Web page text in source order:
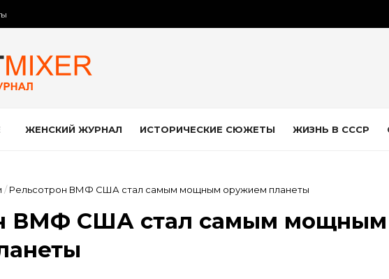
ЖЕНСКИЙ ЖУРНАЛ ИСТОРИЧЕСКИЕ СЮЖЕТЫ ЖИЗНЬ В СССР
/ Рельсотрон ВМФ США стал самым мощным оружием планеты
ВМФ США стал самым мощным